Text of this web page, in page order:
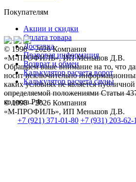
Покупателям
Акции и скидки
Оплата товара
Доставка
Правовая информация
Возврат и обмен
Калькулятор расчета ворот
Калькулятор расчета сауны
© 1998 – 2026 Компания
«М-ПРОФИЛЬ», ИП Меньшов Д.В.
+7 (921) 371-01-80 +7 (931) 203-62-
© 1998 – 2026 Компания
«М-ПРОФИЛЬ», ИП Меньшов Д.В.
Обращаем ваше внимание на то, что
носит исключительно
каких условиях не является
определяемой положениями Статьи
кодекса РФ.